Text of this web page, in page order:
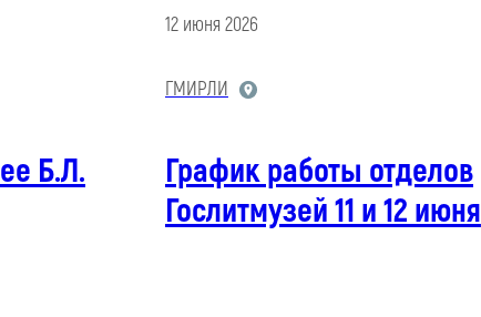
Б.Л.
12 июня 2026
ГМИРЛИ
График работы отделов
Гослитмузей 11 и 12 июня